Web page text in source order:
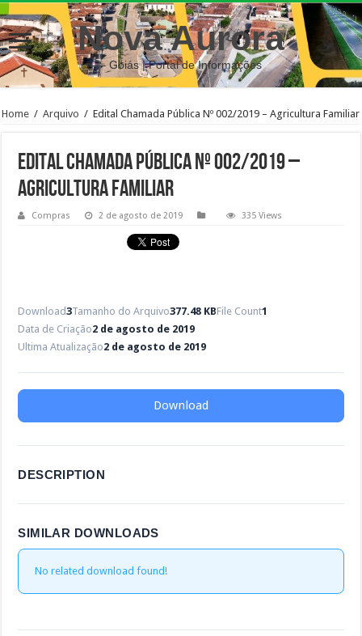
Nova Aurora
– Goiás | Portal de Informações
Home / Arquivo / Edital Chamada Pública Nº 002/2019 – Agricultura Familiar
Edital Chamada Pública Nº 002/2019 –
Agricultura Familiar
Compras 2 de agosto de 2019 335 Views
Download3Tamanho do Arquivo377.48 KBFile Count1
Data de Criação2 de agosto de 2019
Ultima Atualização2 de agosto de 2019
Download
DESCRIPTION
SIMILAR DOWNLOADS
No related download found!